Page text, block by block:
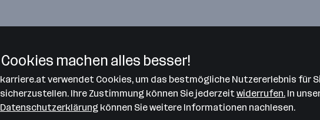
Richtlinien zu, um diese Karte
anzuzeigen.
Zustimmung geben
Cookies machen alles besser!
karriere.at verwendet Cookies, um das bestmögliche Nutzererlebnis für
sicherzustellen. Ihre Zustimmung können Sie jederzeit widerrufen. In
Datenschutzerklärung können Sie weitere Informationen nachlesen.